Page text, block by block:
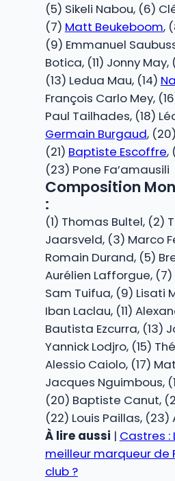
(5) Sikeli Nabou, (6)
(7) Matt Beukeboom,
(9) Emmanuel
Botica, (11) Jonny
(13) Ledua Mau, (14)
François Carlo Mey,
Paul Tailhades, (18)
Germain Burgaud,
(21) Baptiste Escoffre,
(23) Pone Fa’amausili
Composition
:
(1) Thomas Bultel, (2)
Jaarsveld, (3) Marco
Romain Durand, (5)
Aurélien Lafforgue,
Sam Tuifua, (9) Lisati
Iban Laclau, (11)
Bautista Ezcurra, (13)
Yannick Lodjro, (15)
Alessio Caiolo, (17)
Jacques Nguimbous,
(20) Baptiste Canut,
(22) Louis Paillas,
À lire aussi | Castres :
meilleur marqueur de
club ?